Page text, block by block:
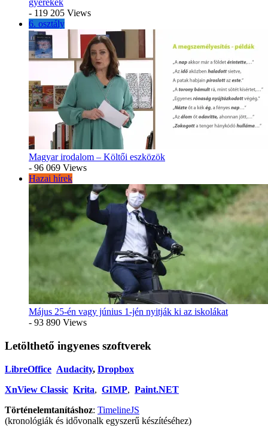
gyerekek
- 119 205 Views
6. osztály
Magyar irodalom – Költői eszközök
- 96 069 Views
Hazai hírek
Május 25-én vagy június 1-jén nyitják ki az iskolákat
- 93 890 Views
Letölthető ingyenes szoftverek
LibreOffice Audacity, Dropbox
XnView Classic Krita, GIMP, Paint.NET
Történelemtanításhoz: TimelineJS
(kronológiák és idővonalk egyszerű készítéséhez)